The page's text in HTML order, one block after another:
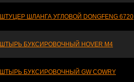
ШТУЦЕР ШЛАНГА УГЛОВОЙ DONGFENG 6720
ШТЫРЬ БУКСИРОВОЧНЫЙ HOVER M4
ШТЫРЬ БУКСИРОВОЧНЫЙ GW COWRY